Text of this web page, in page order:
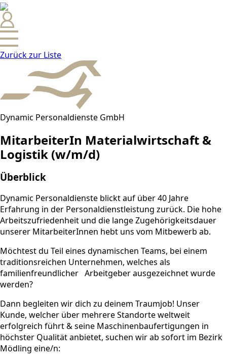
Zurück zur Liste
Dynamic Personaldienste GmbH
MitarbeiterIn Materialwirtschaft &
Logistik (w/m/d)
Überblick
Dynamic Personaldienste blickt auf über 40 Jahre
Erfahrung in der Personaldienstleistung zurück. Die hohe
Arbeitszufriedenheit und die lange Zugehörigkeitsdauer
unserer MitarbeiterInnen hebt uns vom Mitbewerb ab.
Möchtest du Teil eines dynamischen Teams, bei einem
traditionsreichen Unternehmen, welches als
familienfreundlicher Arbeitgeber ausgezeichnet wurde
werden?
Dann begleiten wir dich zu deinem Traumjob! Unser
Kunde, welcher über mehrere Standorte weltweit
erfolgreich führt & seine Maschinenbaufertigungen in
höchster Qualität anbietet, suchen wir ab sofort im Bezirk
Mödling eine/n: